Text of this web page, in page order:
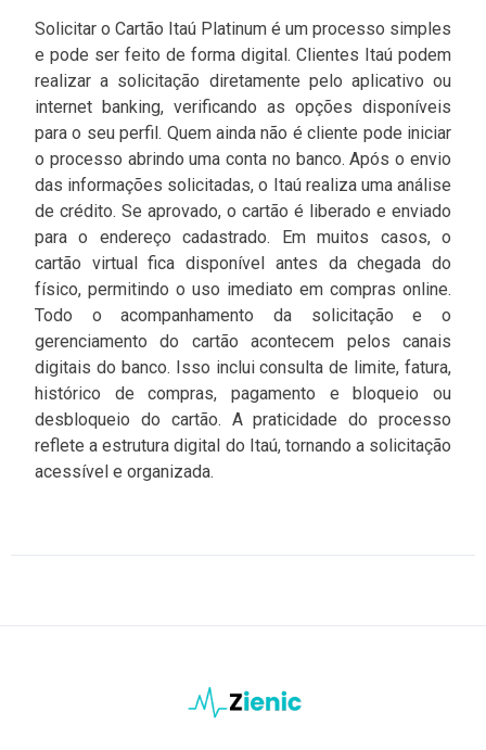
Solicitar o Cartão Itaú Platinum é um processo simples
e pode ser feito de forma digital. Clientes Itaú podem
realizar a solicitação diretamente pelo aplicativo ou
internet banking, verificando as opções disponíveis
para o seu perfil. Quem ainda não é cliente pode iniciar
o processo abrindo uma conta no banco. Após o envio
das informações solicitadas, o Itaú realiza uma análise
de crédito. Se aprovado, o cartão é liberado e enviado
para o endereço cadastrado. Em muitos casos, o
cartão virtual fica disponível antes da chegada do
físico, permitindo o uso imediato em compras online.
Todo o acompanhamento da solicitação e o
gerenciamento do cartão acontecem pelos canais
digitais do banco. Isso inclui consulta de limite, fatura,
histórico de compras, pagamento e bloqueio ou
desbloqueio do cartão. A praticidade do processo
reflete a estrutura digital do Itaú, tornando a solicitação
acessível e organizada.